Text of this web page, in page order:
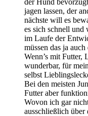
der Hund
jagen lassen, der
nächste will es
es sich schnell
im Laufe der
müssen das ja
Wenn’s mit Futter,
wunderbar, für
selbst
Bei den meisten
Futter aber
Wovon ich gar
ausschließlich über